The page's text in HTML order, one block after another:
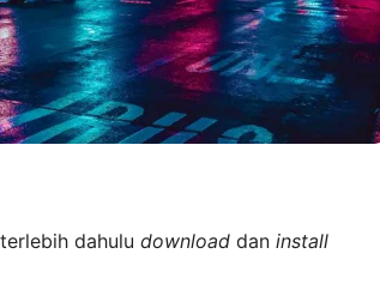
dahulu download dan install